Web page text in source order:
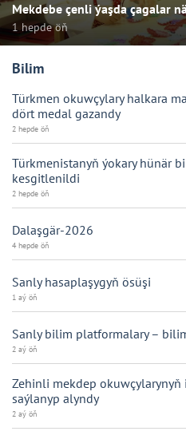
Mekdebe çenli ýaşda çagalar
1 hepde öň
Bilim
Türkmen okuwçylary halkara
dört medal gazandy
2 hepde öň
Türkmenistanyň ýokary hünär
kesgitlenildi
2 hepde öň
Dalaşgär-2026
4 hepde öň
Sanly hasaplaşygyň ösüşi
1 aý öň
Sanly bilim platformalary –
2 aý öň
Zehinli mekdep
saýlanyp alyndy
2 aý öň